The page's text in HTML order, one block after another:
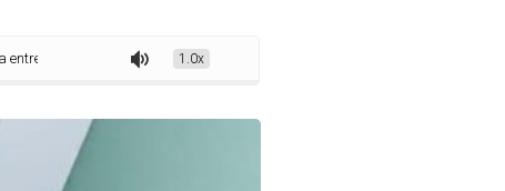
cestas básicas a pessoas carentes do município
1.0x